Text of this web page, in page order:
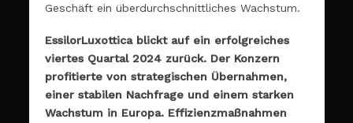
Geschäft ein überdurchschnittliches Wachstum.
EssilorLuxottica blickt auf ein erfolgreiches
viertes Quartal 2024 zurück. Der Konzern
profitierte von strategischen Übernahmen,
einer stabilen Nachfrage und einem starken
Wachstum in Europa. Effizienzmaßnahmen